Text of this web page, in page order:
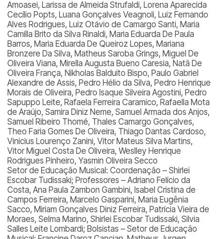
Amoasei, Larissa de Almeida Strufaldi, Lorena Aparecida
Cecílio Popts, Luana Gonçalves Veagnoli, Luiz Fernando
Alves Rodrigues, Luiz Otávio de Camargo Santi, Maria
Camilla Brito da Silva Rinaldi, Maria Eduarda De Paula
Barros, Maria Eduarda De Queiroz Lopes, Mariana
Bronzere Da Silva, Matheus Saroba Grings, Miguel De
Oliveira Viana, Mirella Augusta Bueno Caresia, Natã De
Oliveira França, Nikholas Balduito Bispo, Paulo Gabriel
Alexandre de Assis, Pedro Hélio da Silva, Pedro Henrique
Morais de Oliveira, Pedro Isaque Silveira Agostini, Pedro
Sapuppo Leite, Rafaela Ferreira Caramico, Rafaella Mota
de Araújo, Samira Diniz Neme, Samuel Armada dos Anjos,
Samuel Ribeiro Thomé, Thales Camargo Gonçalves,
Theo Faria Gomes De Oliveira, Thiago Dantas Cardoso,
Vinícius Lourenço Zanini, Vítor Mateus Silva Martins,
Vitor Miguel Costa De Oliveira, Weslley Henrique
Rodrigues Pinheiro, Yasmin Oliveira Secco
Setor de Educação Musical: Coordenação – Shirlei
Escobar Tudissaki; Professores – Adriano Felício da
Costa, Ana Paula Zambon Gambini, Isabel Cristina de
Campos Ferreira, Marcelo Gasparini, Maria Eugênia
Sacco, Miriam Gonçalves Diniz Ferreira, Patrícia Vieira de
Moraes, Selma Marino, Shirlei Escobar Tudissaki, Silvia
Salles Leite Lombardi; Bolsistas – Setor de Educação